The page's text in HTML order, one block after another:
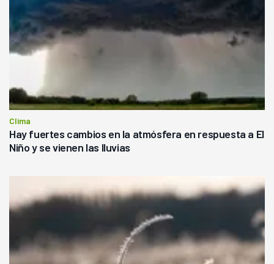
Clima
Hay fuertes cambios en la atmósfera en respuesta a El
Niño y se vienen las lluvias